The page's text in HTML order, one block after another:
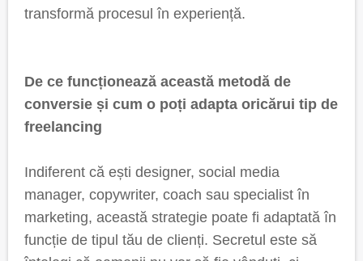
transformă procesul în experiență.
De ce funcționează această metodă de
conversie și cum o poți adapta oricărui tip de
freelancing
Indiferent că ești designer, social media
manager, copywriter, coach sau specialist în
marketing, această strategie poate fi adaptată în
funcție de tipul tău de clienți. Secretul este să